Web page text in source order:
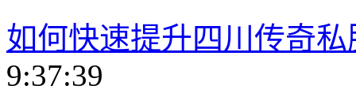
如何快速提升四川传奇
9:37:39